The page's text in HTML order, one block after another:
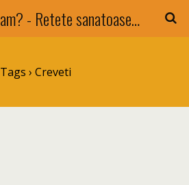
Ce mai mancam? - Retete sanatoase si nu numai !
Tags › Creveti